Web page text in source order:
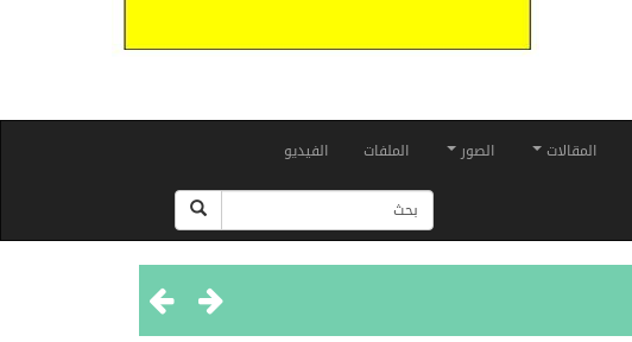
المقالات الصور الملفات الفيديو